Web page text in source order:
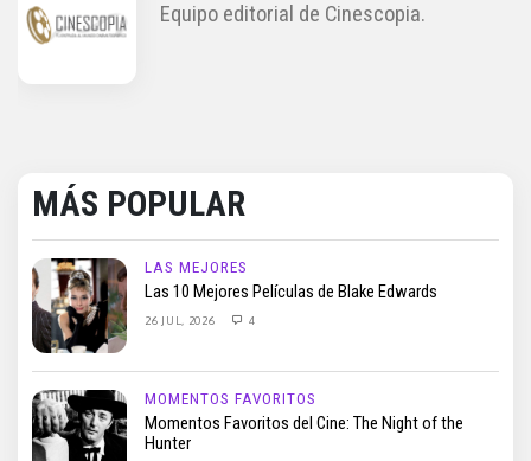
Equipo editorial de Cinescopia.
MÁS POPULAR
LAS MEJORES
Las 10 Mejores Películas de Blake Edwards
26 JUL, 2026 4
MOMENTOS FAVORITOS
Momentos Favoritos del Cine: The Night of the
Hunter